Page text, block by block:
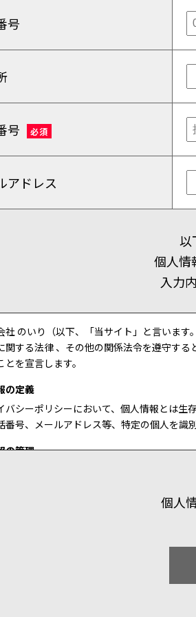
号
号 必須
アドレス
以
個人情
入力
社 のいり（以下、「当サイト」と言いま
関する法律 、その他の関係法令を遵守す
とを宣言します。
の定義
バシーポリシーにおいて、個人情報とは生
番号、メールアドレス等、特定の個人を識
の管理
は、以下に示す利用目的のために、適正に
し込みいただいた商品・サービス等の提供
個人